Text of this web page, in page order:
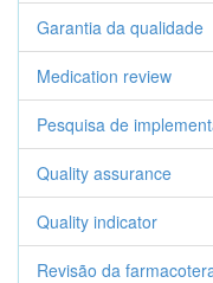
Garantia da qualidade
Medication review
Pesquisa de
Quality assurance
Quality indicator
Revisão da